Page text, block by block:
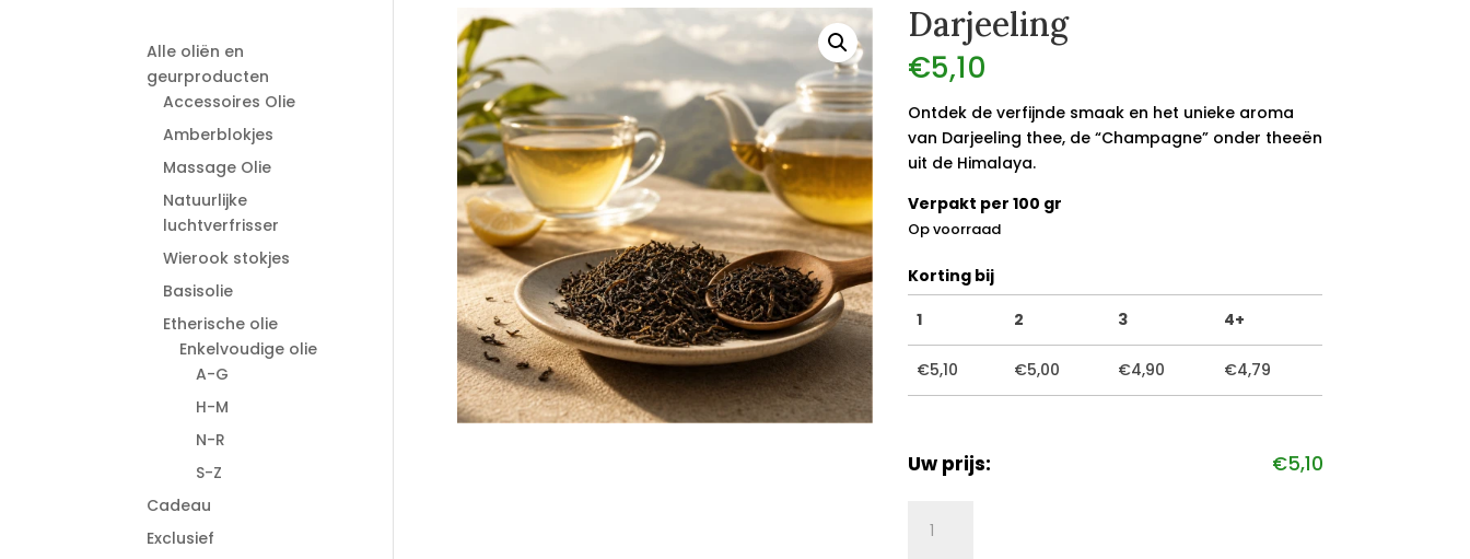
Darjeeling
€5,10
Ontdek de verfijnde smaak en het unieke aroma
van Darjeeling thee, de “Champagne” onder theeën
uit de Himalaya.
Verpakt per 100 gr
Op voorraad
Korting bij
1
2 3 4+
€5,10 €5,00 €4,90 €4,79
Uw prijs: €5,10
aantal
Alle oliën en
geurproducten
Accessoires Olie
Amberblokjes
Massage Olie
Natuurlijke
luchtverfrisser
Wierook stokjes
Basisolie
Etherische olie
Enkelvoudige olie
A-G
H-M
N-R
S-Z
Cadeau
Exclusief